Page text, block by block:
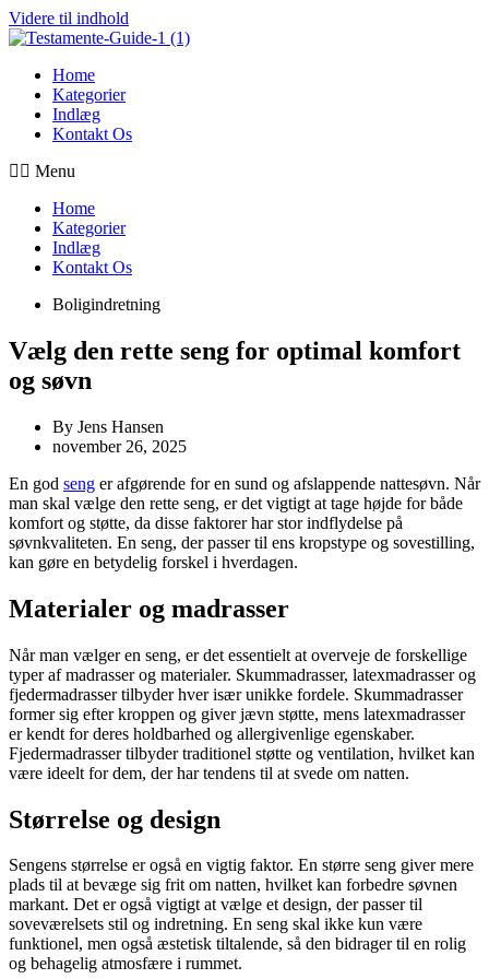
Videre til indhold
Home
Kategorier
Indlæg
Kontakt Os
Menu
Home
Kategorier
Indlæg
Kontakt Os
Boligindretning
Vælg den rette seng for optimal komfort
og søvn
By Jens Hansen
november 26, 2025
En god seng er afgørende for en sund og afslappende nattesøvn. Når
man skal vælge den rette seng, er det vigtigt at tage højde for både
komfort og støtte, da disse faktorer har stor indflydelse på
søvnkvaliteten. En seng, der passer til ens kropstype og sovestilling,
kan gøre en betydelig forskel i hverdagen.
Materialer og madrasser
Når man vælger en seng, er det essentielt at overveje de forskellige
typer af madrasser og materialer. Skummadrasser, latexmadrasser og
fjedermadrasser tilbyder hver især unikke fordele. Skummadrasser
former sig efter kroppen og giver jævn støtte, mens latexmadrasser
er kendt for deres holdbarhed og allergivenlige egenskaber.
Fjedermadrasser tilbyder traditionel støtte og ventilation, hvilket kan
være ideelt for dem, der har tendens til at svede om natten.
Størrelse og design
Sengens størrelse er også en vigtig faktor. En større seng giver mere
plads til at bevæge sig frit om natten, hvilket kan forbedre søvnen
markant. Det er også vigtigt at vælge et design, der passer til
soveværelsets stil og indretning. En seng skal ikke kun være
funktionel, men også æstetisk tiltalende, så den bidrager til en rolig
og behagelig atmosfære i rummet.